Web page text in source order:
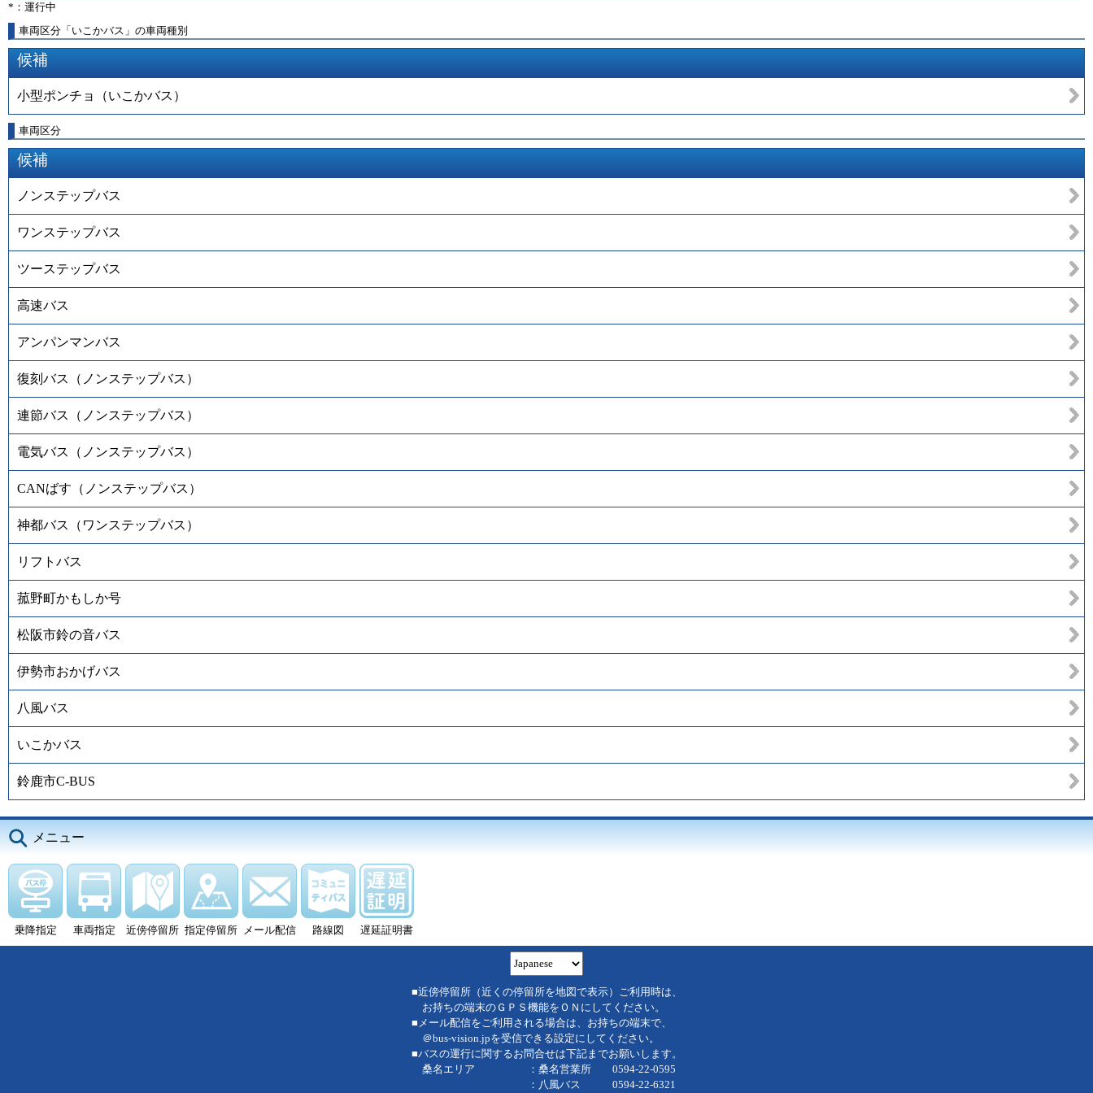
*：運行中
車両区分「いこかバス」の車両種別
候補
小型ポンチョ（いこかバス）
車両区分
候補
ノンステップバス
ワンステップバス
ツーステップバス
高速バス
アンパンマンバス
復刻バス（ノンステップバス）
連節バス（ノンステップバス）
電気バス（ノンステップバス）
CANばす（ノンステップバス）
神都バス（ワンステップバス）
リフトバス
菰野町かもしか号
松阪市鈴の音バス
伊勢市おかげバス
八風バス
いこかバス
鈴鹿市C-BUS
メニュー
乗降指定 車両指定 近傍停留所 指定停留所 メール配信 路線図 遅延証明書
■近傍停留所（近くの停留所を地図で表示）ご利用時は、
お持ちの端末のＧＰＳ機能をＯＮにしてください。
■メール配信をご利用される場合は、お持ちの端末で、
＠bus-vision.jpを受信できる設定にしてください。
■バスの運行に関するお問合せは下記までお願いします。
桑名エリア ：桑名営業所 0594-22-0595
：八風バス 0594-22-6321